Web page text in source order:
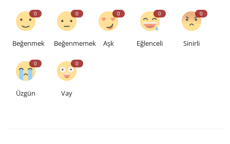
0
Beğenmek
0
Beğenmemek
0
Aşk
0
Eğlenceli
0
Sinirli
0
Üzgün
0
Vay